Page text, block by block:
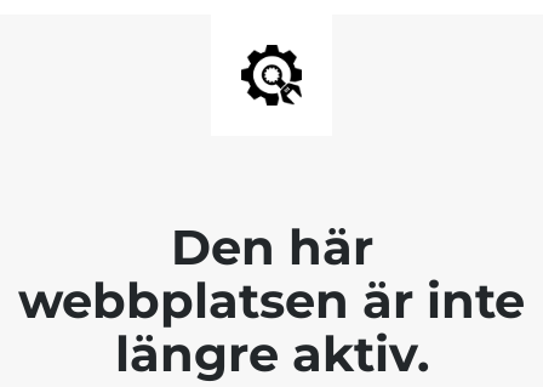
Den här
webbplatsen är inte
längre aktiv.